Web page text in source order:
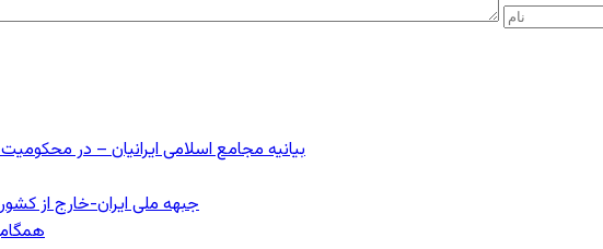
بیانیه مجامع اسلامی ایرانیان – در
جبهه ملی ایران-خارج از